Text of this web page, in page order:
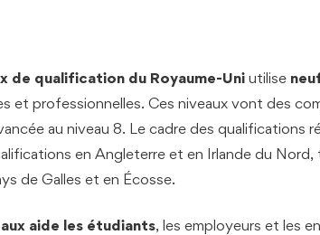
de qualification du Royaume-Uni utilise
et professionnelles. Ces niveaux vont des
au niveau 8. Le cadre des qualifications
en Angleterre et en Irlande du Nord,
de Galles et en Écosse.
aide les étudiants, les employeurs et les